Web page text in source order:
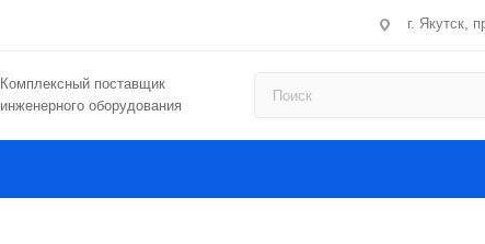
г. Якутск,
Комплексный поставщик
инженерного оборудования